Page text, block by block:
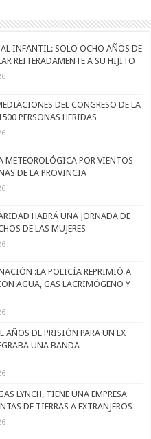
INFANTIL: SOLO OCHO AÑOS DE
REITERADAMENTE A SU HIJITO
DEL CONGRESO DE LA
PERSONAS HERIDAS
METEOROLÓGICA POR VIENTOS
DE LA PROVINCIA
HABRÁ UNA JORNADA DE
DE LAS MUJERES
:LA POLICÍA REPRIMIÓ A
AGUA, GAS LACRIMÓGENO Y
AÑOS DE PRISIÓN PARA UN EX
UNA BANDA
LYNCH, TIENE UNA EMPRESA
DE TIERRAS A EXTRANJEROS